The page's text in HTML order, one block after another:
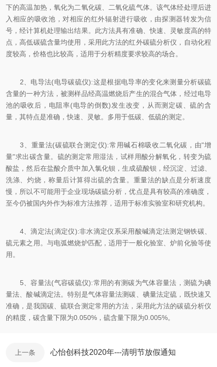
下的高温加热，氧化为二氧化碳、二氧化硫气体。该气体经处理后进
入相应的吸收池，对相应的红外辐射进行吸收，由探测器转发为信
号，经计算机处理输出结果。此方法具有准确、快速、灵敏度高的特
点，高低碳硫含量均使用，采用此方法的红外碳硫分析仪，自动化程
度较高，价格也比较高，适用于分析精度要求较高的场合。
2、电导法(电导碳硫仪):这是根据电导率的变化来测量分析碳硫
含量的一种方法，被测样品经高温燃烧后产生的混合气体，经过电导
池的吸收后，电阻率(电导的倒数)发生改变，从而测定碳、硫的含
量，其特点是准确，快速、灵敏。多用于低碳、低硫的测定。
3、重量法(碳硫联合测定仪):常用碱石棉吸收二氧化碳，由"增
量"求出碳含量。硫的测定常用湿法，试样用酸分解氧化，转变为硫
酸盐，然后在盐酸介质中加入氯化钡，生成硫酸钡，经沉淀、过滤、
洗涤、灼烧，称量后计算得出硫的含量。重量法的缺点是分析速度
慢，所以不可能用于企业现场碳硫分析，优点是具有较高的准确度，
至今仍被国内外作为标准方法推荐，适用于标准实验室和研究机构。
4、滴定法(滴定仪):非水滴定仪系采用酸碱滴定法测定钢铁碳、
硫元素之用。与电弧燃烧炉匹配，适用于一般化验室、炉前化验等使
用。
5、容量法(气容碳硫仪):常用的有测碳为气体容量法，测硫为碘
量法、酸碱滴定法。特别是气体容量法测碳、碘量法定硫，既快速又
准确，是我国碳、硫联合测定常用的方法，采用此方法的碳硫分析仪
的精度，碳含量下限为0.050%，硫含量下限为0.005%。
上一条 心怡创科技2020年---清明节放假通知